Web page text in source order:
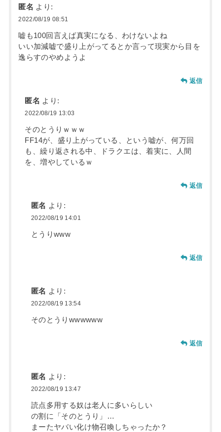
匿名 より:
2022/08/19 08:51
嘘も100回言えば真実になる、わけないよね
いい加減嘘で盛り上がってるとか言って現実から目を
逸らすのやめようよ
返信
匿名 より:
2022/08/19 13:03
そのとうりｗｗｗ
FF14が、盛り上がっている、という嘘が、何万回
も、繰り返される中、ドラクエは、着実に、人間
を、増やしているｗ
返信
匿名 より:
2022/08/19 14:01
とうりwww
返信
匿名 より:
2022/08/19 13:54
そのとうりwwwwww
返信
匿名 より:
2022/08/19 13:47
読点多用する奴は老人に多いらしい
の割に「そのとうり」…
まーたヤバい化け物召喚しちゃったか？